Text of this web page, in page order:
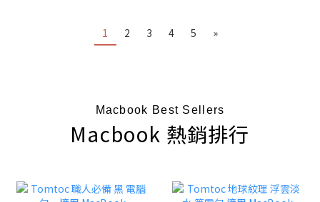
1 2 3 4 5 »
Macbook Best Sellers
Macbook 熱銷排行